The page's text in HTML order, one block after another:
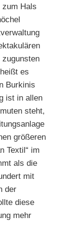
zum Hals
zugunsten
es
Burkinis
ist in allen
steht,
größeren
Textil“ im
als die
mit
der
diese
mehr